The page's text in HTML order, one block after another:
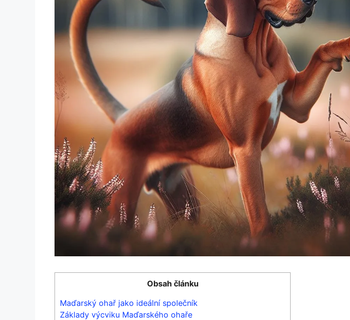
Obsah článku
Maďarský ohař jako ideální společník
Základy výcviku Maďarského ohaře